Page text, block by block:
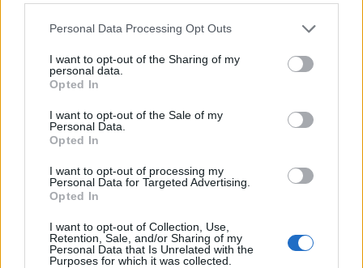
Personal Data Processing Opt Outs
I want to opt-out of the Sharing of my
personal data.
Opted In
I want to opt-out of the Sale of my
Personal Data.
Opted In
I want to opt-out of processing my
Personal Data for Targeted Advertising.
Opted In
I want to opt-out of Collection, Use,
Retention, Sale, and/or Sharing of my
Personal Data that Is Unrelated with the
Purposes for which it was collected.
20 przekrojowych pytań z literatury - jak